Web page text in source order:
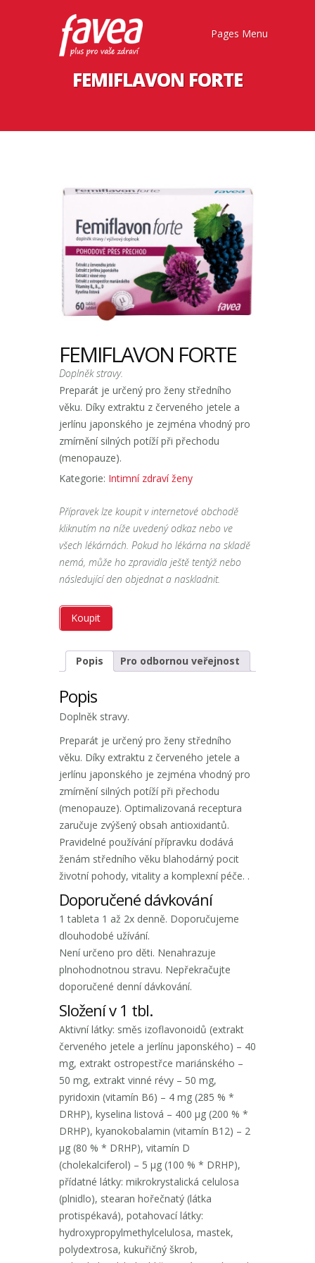
Pages Menu
FEMIFLAVON FORTE
FEMIFLAVON FORTE
Doplněk stravy.
Preparát je určený pro ženy středního
věku. Díky extraktu z červeného jetele a
jerlínu japonského je zejména vhodný pro
zmírnění silných potíží při přechodu
(menopauze).
Kategorie: Intimní zdraví ženy
Přípravek lze koupit v internetové obchodě
kliknutím na níže uvedený odkaz nebo ve
všech lékárnách. Pokud ho lékárna na skladě
nemá, může ho zpravidla ještě tentýž nebo
následující den objednat a naskladnit.
Koupit
Popis Pro odbornou veřejnost
Popis
Doplněk stravy.
Preparát je určený pro ženy středního
věku. Díky extraktu z červeného jetele a
jerlínu japonského je zejména vhodný pro
zmírnění silných potíží při přechodu
(menopauze). Optimalizovaná receptura
zaručuje zvýšený obsah antioxidantů.
Pravidelné používání přípravku dodává
ženám středního věku blahodárný pocit
životní pohody, vitality a komplexní péče. .
Doporučené dávkování
1 tableta 1 až 2x denně. Doporučujeme
dlouhodobé užívání.
Není určeno pro děti. Nenahrazuje
plnohodnotnou stravu. Nepřekračujte
doporučené denní dávkování.
Složení v 1 tbl.
Aktivní látky: směs izoflavonoidů (extrakt
červeného jetele a jerlínu japonského) – 40
mg, extrakt ostropestřce mariánského –
50 mg, extrakt vinné révy – 50 mg,
pyridoxin (vitamín B6) – 4 mg (285 % *
DRHP), kyselina listová – 400 μg (200 % *
DRHP), kyanokobalamin (vitamín B12) – 2
μg (80 % * DRHP), vitamín D
(cholekalciferol) – 5 μg (100 % * DRHP),
přídatné látky: mikrokrystalická celulosa
(plnidlo), stearan hořečnatý (látka
protispékavá), potahovací látky:
hydroxypropylmethylcelulosa, mastek,
polydextrosa, kukuřičný škrob,